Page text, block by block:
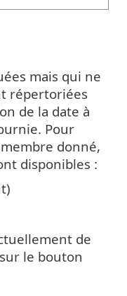
mais qui ne
répertoriées
de la date à
Pour
donné,
disponibles :
de
le bouton